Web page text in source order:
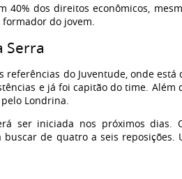
40% dos direitos econômicos,
do jovem.
Serra
referências do Juventude, onde
e já foi capitão do time.
Londrina.
ser iniciada nos próximos
buscar de quatro a seis